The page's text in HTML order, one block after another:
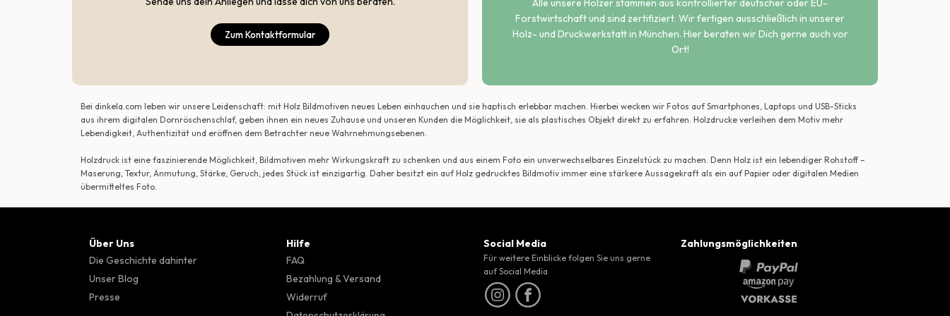
Zum Kontaktformular
Alle unsere Hölzer stammen aus kontrollierter deutscher oder EU-
Forstwirtschaft und sind zertifiziert. Wir fertigen ausschließlich in unserer
Holz- und Druckwerkstatt in München. Hier beraten wir Dich gerne auch vor
Ort!
Bei dinkela.com leben wir unsere Leidenschaft: mit Holz Bildmotiven neues Leben einhauchen und sie haptisch erlebbar machen. Hierbei wecken wir Fotos auf Smartphones, Laptops und USB-Sticks
aus ihrem digitalen Dornröschenschlaf, geben ihnen ein neues Zuhause und unseren Kunden die Möglichkeit, sie als plastisches Objekt direkt zu erfahren. Holzdrucke verleihen dem Motiv mehr
Lebendigkeit, Authentizität und eröffnen dem Betrachter neue Wahrnehmungsebenen.
Holzdruck ist eine faszinierende Möglichkeit, Bildmotiven mehr Wirkungskraft zu schenken und aus einem Foto ein unverwechselbares Einzelstück zu machen. Denn Holz ist ein lebendiger Rohstoff –
Maserung, Textur, Anmutung, Stärke, Geruch, jedes Stück ist einzigartig. Daher besitzt ein auf Holz gedrucktes Bildmotiv immer eine stärkere Aussagekraft als ein auf Papier oder digitalen Medien
übermitteltes Foto.
Über Uns
Die Geschichte dahinter
Unser Blog
Presse
Hilfe
FAQ
Bezahlung & Versand
Widerruf
Social Media
Für weitere Einblicke folgen Sie uns gerne
auf Social Media
Zahlungsmöglichkeiten